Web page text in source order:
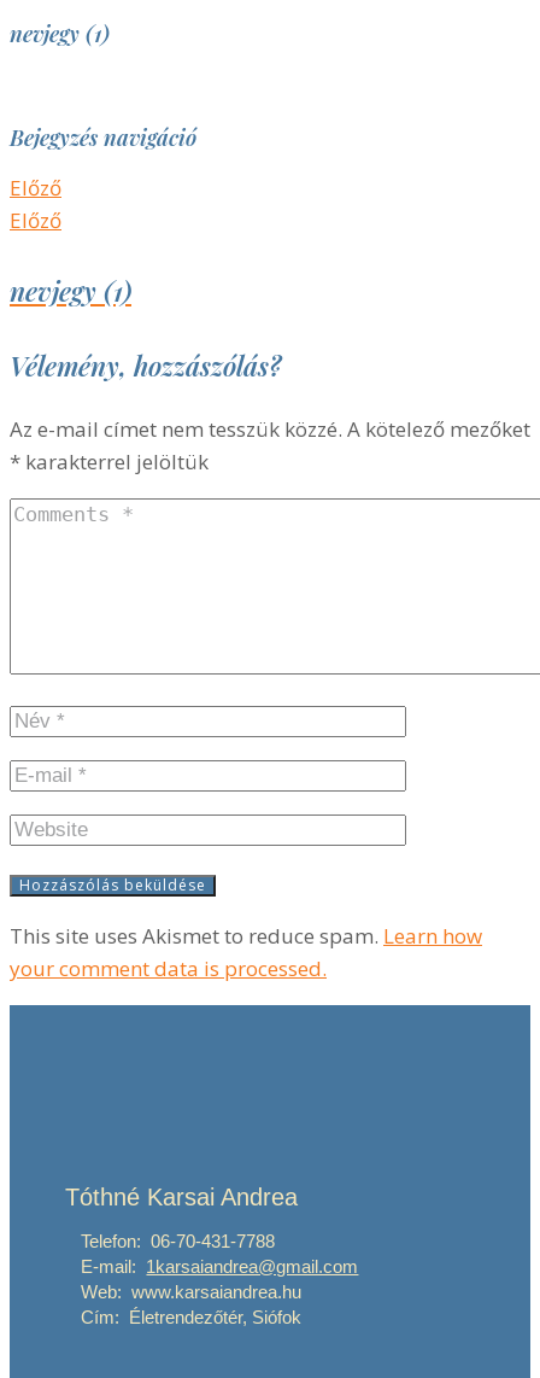
nevjegy (1)
Bejegyzés navigáció
Előző
Előző
nevjegy (1)
Vélemény, hozzászólás?
Az e-mail címet nem tesszük közzé. A kötelező mezőket
* karakterrel jelöltük
This site uses Akismet to reduce spam. Learn how
your comment data is processed.
Tóthné Karsai Andrea
Telefon: 06-70-431-7788
E-mail: 1karsaiandrea@gmail.com
Web: www.karsaiandrea.hu
Cím: Életrendezőtér, Siófok